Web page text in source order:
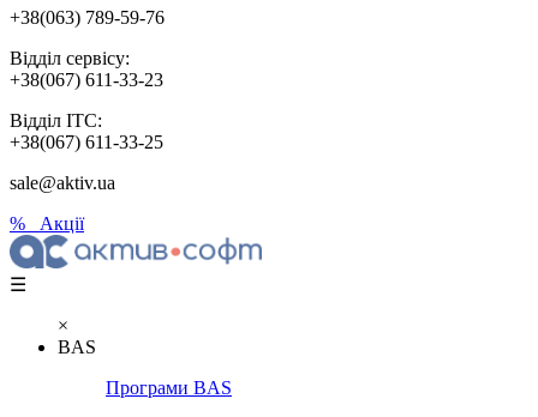
+38(063) 789-59-76
Відділ сервісу:
+38(067) 611-33-23
Відділ ІТС:
+38(067) 611-33-25
sale@aktiv.ua
% Акції
☰
×
BAS
Програми BAS